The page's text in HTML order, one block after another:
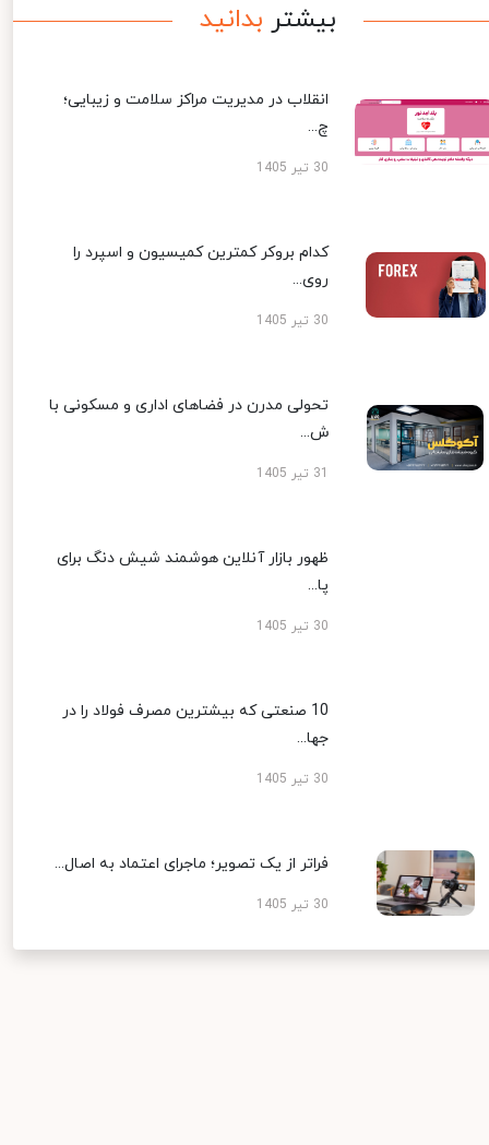
بیشتر بدانید
انقلاب در مدیریت مراکز سلامت و زیبایی؛
چ...
30 تیر 1405
کدام بروکر کمترین کمیسیون و اسپرد را
روی...
30 تیر 1405
تحولی مدرن در فضاهای اداری و مسکونی با
ش...
ظهور بازار آنلاین هوشمند شیش دنگ برای
پا...
30 تیر 1405
10 صنعتی که بیشترین مصرف فولاد را در
جها...
30 تیر 1405
فراتر از یک تصویر؛ ماجرای اعتماد به اصال...
30 تیر 1405